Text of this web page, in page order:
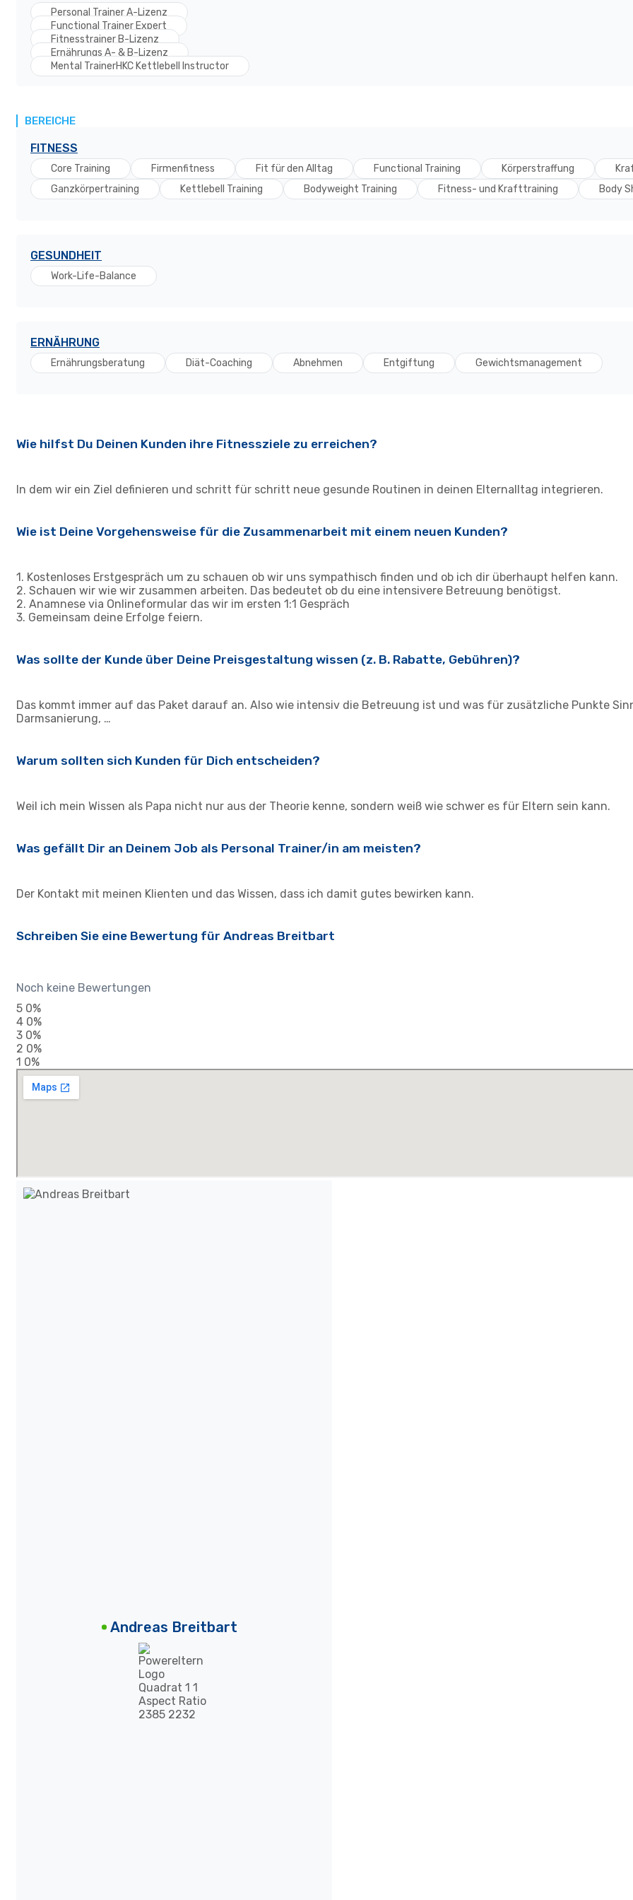
Personal Trainer A-Lizenz
Functional Trainer Expert
Fitnesstrainer B-Lizenz
Ernährungs A- & B-Lizenz
Mental TrainerHKC Kettlebell Instructor
BEREICHE
FITNESS
Core Training Firmenfitness Fit für den Alltag Functional Training Körperstraffung
Ganzkörpertraining
Kettlebell Training Bodyweight Training Fitness- und Krafttraining Body
GESUNDHEIT
Work-Life-Balance
ERNÄHRUNG
Ernährungsberatung Diät-Coaching Abnehmen Entgiftung Gewichtsmanagement
Wie hilfst Du Deinen Kunden ihre Fitnessziele zu erreichen?
In dem wir ein Ziel definieren und schritt für schritt neue gesunde Routinen in deinen Elternalltag integrieren.
Wie ist Deine Vorgehensweise für die Zusammenarbeit mit einem neuen Kunden?
1. Kostenloses Erstgespräch um zu schauen ob wir uns sympathisch finden und ob ich dir überhaupt helfen kann.
2. Schauen wir wie wir zusammen arbeiten. Das bedeutet ob du eine intensivere Betreuung benötigst.
2. Anamnese via Onlineformular das wir im ersten 1:1 Gespräch
3. Gemeinsam deine Erfolge feiern.
Was sollte der Kunde über Deine Preisgestaltung wissen (z. B. Rabatte, Gebühren)?
Das kommt immer auf das Paket darauf an. Also wie intensiv die Betreuung ist und was für zusätzliche Punkte
Darmsanierung, …
Warum sollten sich Kunden für Dich entscheiden?
Weil ich mein Wissen als Papa nicht nur aus der Theorie kenne, sondern weiß wie schwer es für Eltern sein kann.
Was gefällt Dir an Deinem Job als Personal Trainer/in am meisten?
Der Kontakt mit meinen Klienten und das Wissen, dass ich damit gutes bewirken kann.
Schreiben Sie eine Bewertung für Andreas Breitbart
Noch keine Bewertungen
5 0%
4 0%
3 0%
2 0%
1 0%
Andreas Breitbart